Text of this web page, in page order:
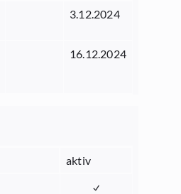
3.12.2024
16.12.2024
aktiv